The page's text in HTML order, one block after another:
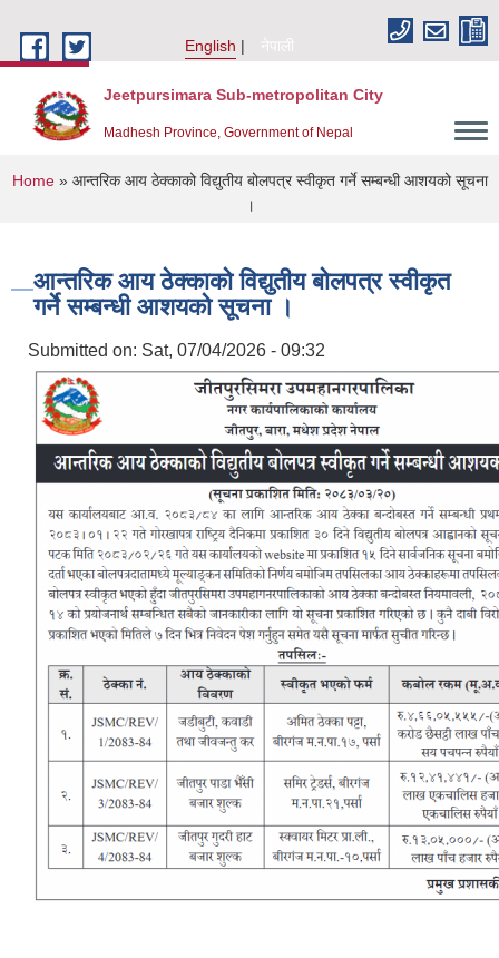
English
नेपाली
Jeetpursimara Sub-metropolitan City
Madhesh Province, Government of Nepal
You are here
Home» आन्तरिक आय ठेक्काको विद्युतीय बोलपत्र स्वीकृत गर्ने सम्बन्धी आशयको सूचना
।
आन्तरिक आय ठेक्काको विद्युतीय बोलपत्र स्वीकृत
गर्ने सम्बन्धी आशयको सूचना ।
Submitted on: Sat, 07/04/2026 - 09:32